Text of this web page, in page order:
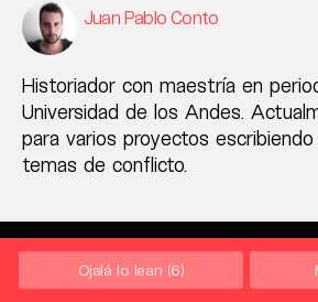
Juan Pablo Conto
Historiador con maestría en
Universidad de los Andes.
para varios proyectos
temas de conflicto.
Ojalá lo lean (6)